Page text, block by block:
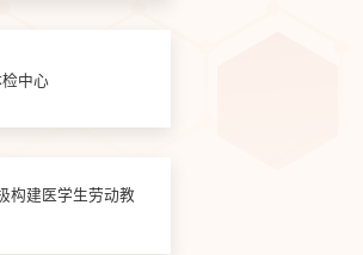
健康体检中心
构建医学生劳动教